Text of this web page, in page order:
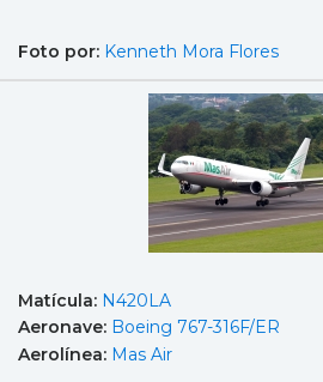
Foto por: Kenneth Mora Flores
Matícula: N420LA
Aeronave: Boeing 767-316F/ER
Aerolínea: Mas Air